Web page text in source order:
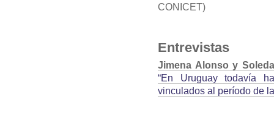
CONICET)
Entrevistas
Jimena Alonso y
“En Uruguay todavía
vinculados al período de